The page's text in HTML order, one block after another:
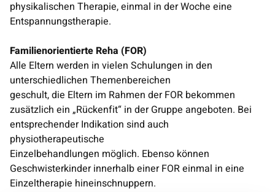
physikalischen Therapie, einmal in der Woche eine
Entspannungstherapie.
Familienorientierte Reha (FOR)
Alle Eltern werden in vielen Schulungen in den
unterschiedlichen Themenbereichen
geschult, die Eltern im Rahmen der FOR bekommen
zusätzlich ein „Rückenfit“ in der Gruppe angeboten. Bei
entsprechender Indikation sind auch
physiotherapeutische
Einzelbehandlungen möglich. Ebenso können
Geschwisterkinder innerhalb einer FOR einmal in eine
Einzeltherapie hineinschnuppern.